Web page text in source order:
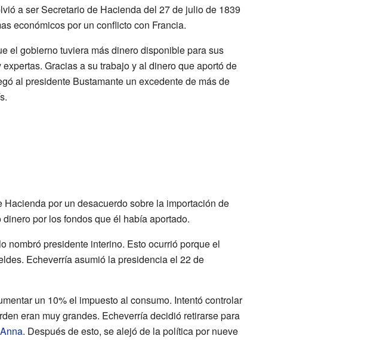
a ser Secretario de Hacienda del 27 de julio de 1839
económicos por un conflicto con Francia.
el gobierno tuviera más dinero disponible para sus
Gracias a su trabajo y al dinero que aportó de
al presidente Bustamante un excedente de más de
por un desacuerdo sobre la importación de
por los fondos que él había aportado.
nombró presidente interino. Esto ocurrió porque el
Echeverría asumió la presidencia el 22 de
un 10% el impuesto al consumo. Intentó controlar
eran muy grandes. Echeverría decidió retirarse para
. Después de esto, se alejó de la política por nueve